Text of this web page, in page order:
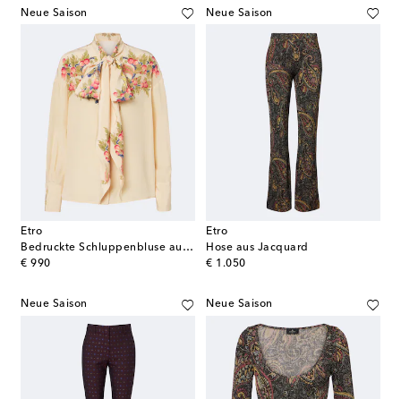
Neue Saison
Etro
Bedruckte Schluppenbluse aus Crêpe de Chine aus Seide
€ 990
original price
Neue Saison
Etro
Hose aus Jacquard
€ 1.050
original price
Neue Saison Neue Saison